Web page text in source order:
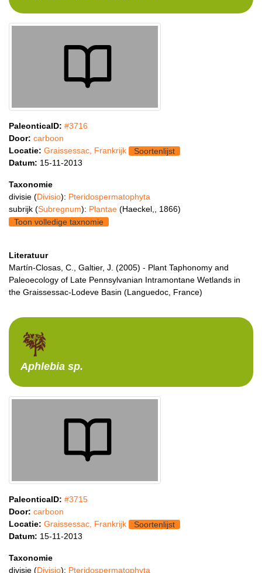
PaleonticaID: #3716
Door: carboon
Locatie: Graissessac, Frankrijk
Soortenlijst
Datum: 15-11-2013
Taxonomie
divisie (Divisio): Pteridospermatophyta
subrijk (Subregnum): Plantae (Haeckel,, 1866)
Toon volledige taxnomie
Literatuur
Martín-Closas, C., Galtier, J. (2005) - Plant Taphonomy and
Paleoecology of Late Pennsylvanian Intramontane Wetlands in
the Graissessac-Lodeve Basin (Languedoc, France)
Aphlebia sp.
PaleonticaID: #3715
Door: carboon
Locatie: Graissessac, Frankrijk
Soortenlijst
Datum: 15-11-2013
Taxonomie
divisie (Divisio): Pteridospermatophyta